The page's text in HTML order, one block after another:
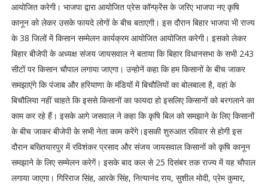
आयोजित करेगी। भाजपा द्वारा आयोजित प्रेस कॉन्फ्रेंस के जरिए भाजपा नए कृषि
कानून को लेकर उसके फायदे लोगों के बीच बताएगी। इस दौरान बिहार भाजपा भी राज्य
के 38 जिलों में किसान सम्मेलन कार्यक्रम आयोजित आयोजित करेगी। इसको लेकर
बिहार बीजेपी के अध्यक्ष संजय जायसवाल ने बताया कि बिहार विधानसभा के सभी 243
सीटों पर किसान चौपाल लगाया जाएगा। उन्होनें कहा कि हम किसानों के बीच जाकर
समझाएंगे कि पंजाब और हरियाणा के मंडियों में बिचौलियों का बोलबाला है, वहां के
बिचौलिया नहीं चाहते कि इससे किसानों का फायदा हो इसलिए किसानों को बरगलाने का
काम कर रहे हैं। इसके आगे जसवाल ने कहा कि कृषि बिल को समझाने के लिए किसानों
के बीच जाकर बीजेपी के सभी नेता काम करेंगे।इसकी शुरुआत रविवार से होगी इस
दौरान बख्तियारपुर में रविशंकर प्रसाद और संजय जायसवाल किसानों को कृषि कानून
समझाने के लिए सम्मेलन करेगें। इसके बाद कल से 25 दिसंबर तक राज्य में यह चौपाल
लगाया जाएगा। गिरिराज सिंह, आरके सिंह, नित्यानंद राय, सुशील मोदी, प्रेम कुमार,